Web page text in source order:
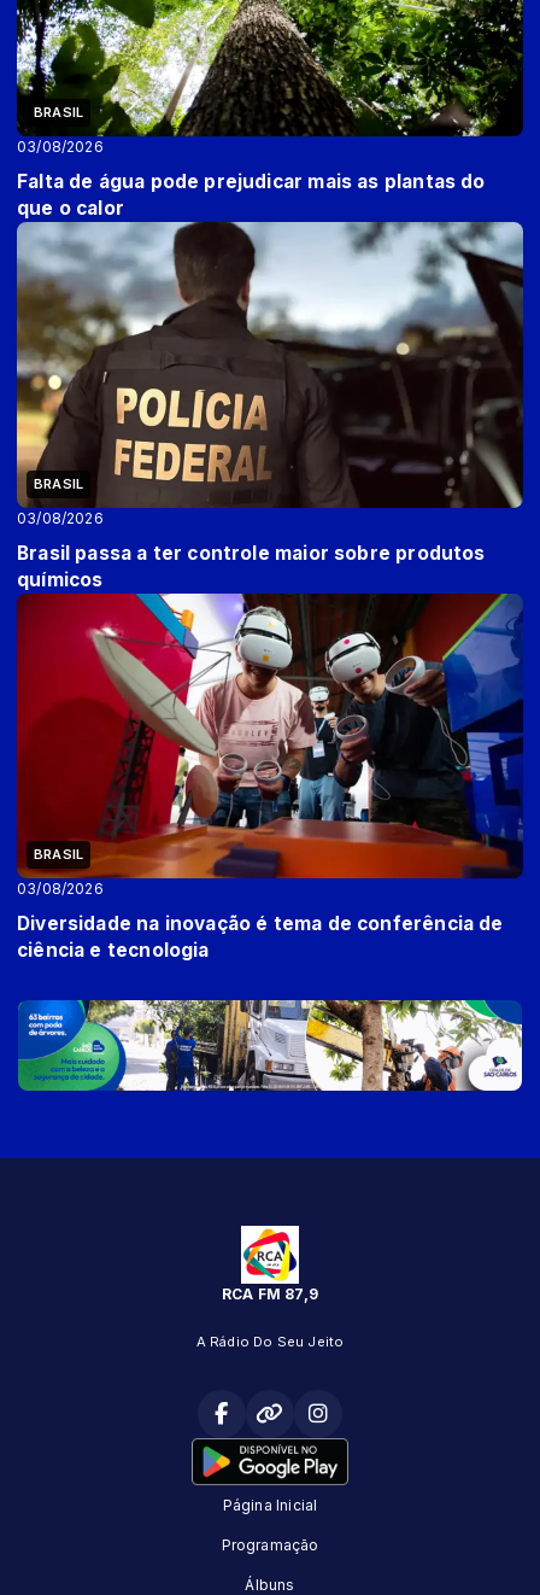
BRASIL
03/08/2026
Falta de água pode prejudicar mais as plantas do
que o calor
BRASIL
03/08/2026
Brasil passa a ter controle maior sobre produtos
químicos
BRASIL
03/08/2026
Diversidade na inovação é tema de conferência de
ciência e tecnologia
RCA FM 87,9
A Rádio Do Seu Jeito
Página Inicial
Programação
Álbuns